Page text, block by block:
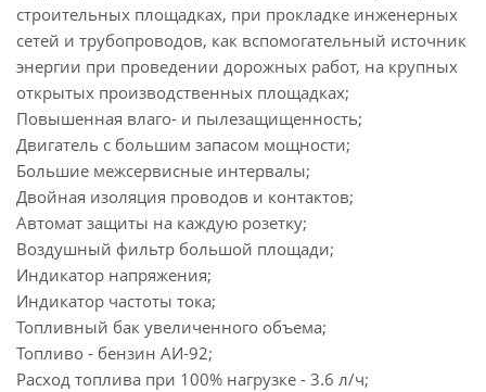
строительных площадках, при прокладке инженерных
сетей и трубопроводов, как вспомогательный источник
энергии при проведении дорожных работ, на крупных
открытых производственных площадках;
Повышенная влаго- и пылезащищенность;
Двигатель с большим запасом мощности;
Большие межсервисные интервалы;
Двойная изоляция проводов и контактов;
Автомат защиты на каждую розетку;
Воздушный фильтр большой площади;
Индикатор напряжения;
Индикатор частоты тока;
Топливный бак увеличенного объема;
Топливо - бензин АИ-92;
Расход топлива при 100% нагрузке - 3.6 л/ч;